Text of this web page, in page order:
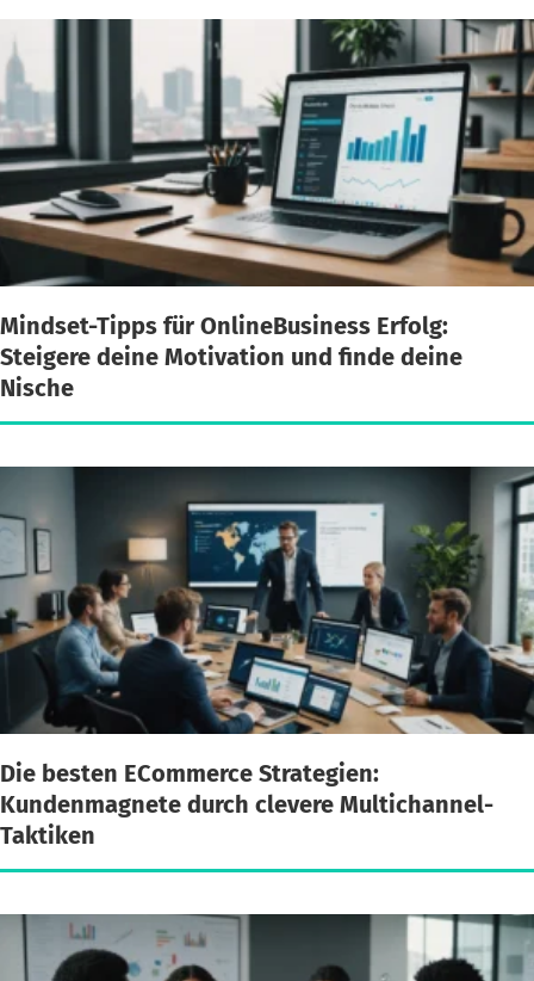
Mindset-Tipps für OnlineBusiness Erfolg:
Steigere deine Motivation und finde deine
Nische
Die besten ECommerce Strategien:
Kundenmagnete durch clevere Multichannel-
Taktiken